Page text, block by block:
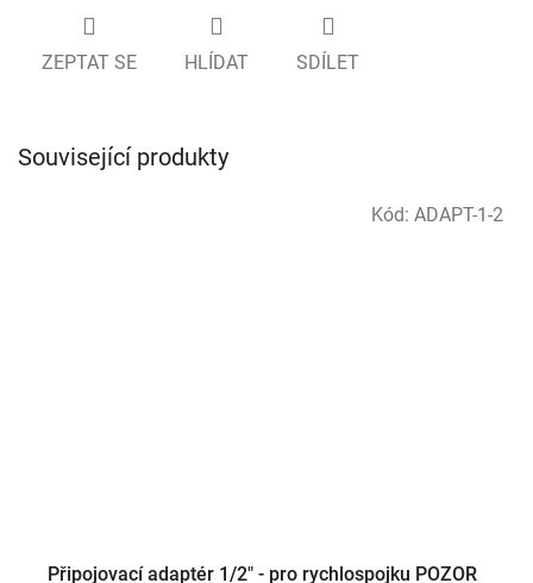
ZEPTAT SE HLÍDAT SDÍLET
Související produkty
Připojovací adaptér 1/2" - pro rychlospojku POZOR
Kód: ADAPT-1-2